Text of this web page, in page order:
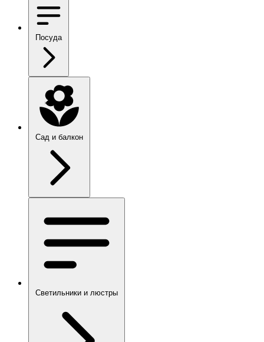
Посуда
Сад и балкон
Светильники и люстры